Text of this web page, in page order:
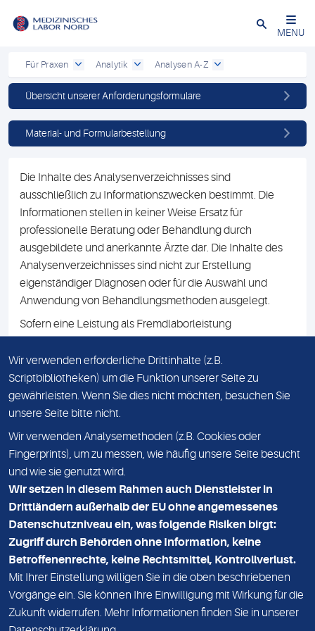
Schließen
MENU
Für Praxen Analytik Analysen A-Z
Übersicht unserer Anforderungsformulare
Material- und Formularbestellung
Die Inhalte des Analysenverzeichnisses sind
ausschließlich zu Informationszwecken bestimmt. Die
Informationen stellen in keiner Weise Ersatz für
professionelle Beratung oder Behandlung durch
ausgebildete und anerkannte Ärzte dar. Die Inhalte des
Analysenverzeichnisses sind nicht zur Erstellung
eigenständiger Diagnosen oder für die Auswahl und
Anwendung von Behandlungsmethoden ausgelegt.
Sofern eine Leistung als Fremdlaborleistung
Namen des Fremdlabors mit. Mit der Beauftragung der
Fremdlaborleistung erklären Sie sich mit dieser
Vereinbarung einverstanden.
DATENSCHUTZ
KONTAKT
NEWSLETTER
ADRESSE
MVZ Medizinisches Labor Nord MLN GmbH
Essener Straße 108
22419 Hamburg
Wir verwenden erforderliche Drittinhalte (z.B.
Scriptbibliotheken) um die Funktion unserer Seite zu
gewährleisten. Wenn Sie dies nicht möchten, besuchen Sie
unsere Seite bitte nicht.
Wir verwenden Analysemethoden (z.B. Cookies oder
Fingerprints), um zu messen, wie häufig unsere Seite besucht
und wie sie genutzt wird.
Wir setzen in diesem Rahmen auch Dienstleister in
Drittländern außerhalb der EU ohne angemessenes
Datenschutzniveau ein, was folgende Risiken birgt:
Zugriff durch Behörden ohne Information, keine
Betroffenenrechte, keine Rechtsmittel, Kontrollverlust.
Mit Ihrer Einstellung willigen Sie in die oben beschriebenen
Vorgänge ein. Sie können Ihre Einwilligung mit Wirkung für die
Zukunft widerrufen. Mehr Informationen finden Sie in unserer